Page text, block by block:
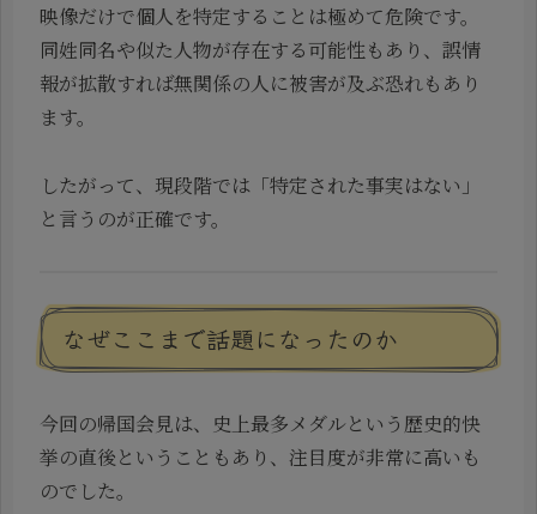
映像だけで個人を特定することは極めて危険です。
同姓同名や似た人物が存在する可能性もあり、誤情
報が拡散すれば無関係の人に被害が及ぶ恐れもあり
ます。
したがって、現段階では「特定された事実はない」
と言うのが正確です。
なぜここまで話題になったのか
今回の帰国会見は、史上最多メダルという歴史的快
挙の直後ということもあり、注目度が非常に高いも
のでした。